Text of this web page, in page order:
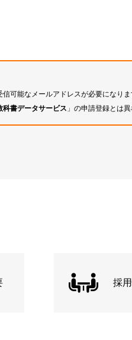
信可能なメールアドレスが必要になりま
科書データサービス 」の申請登録とは異
採